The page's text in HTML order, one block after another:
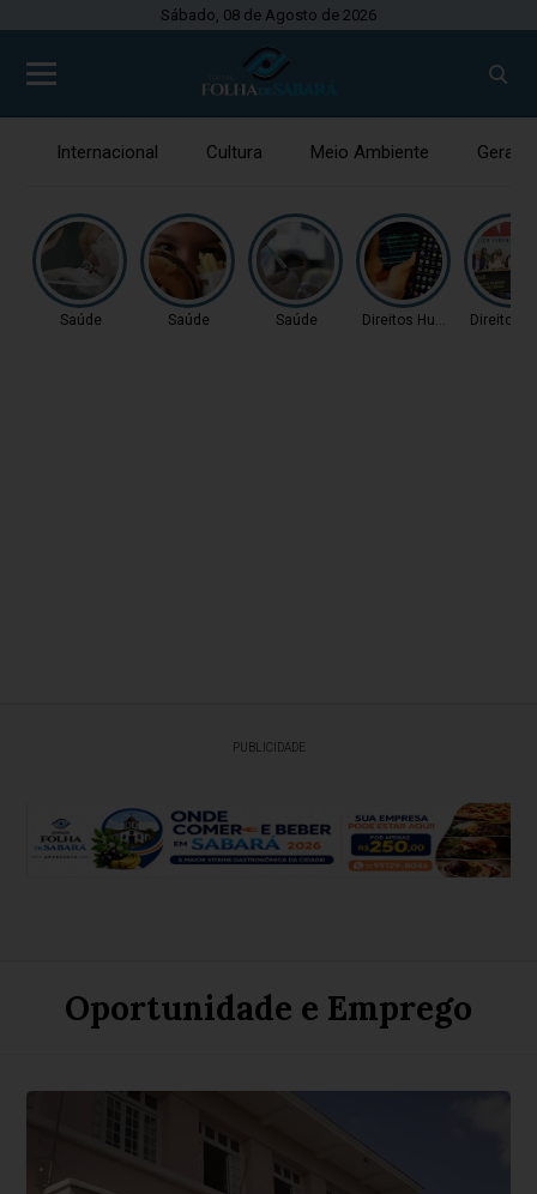
Sábado, 08 de Agosto de 2026
Internacional Cultura Meio Ambiente Gerais
Saúde Saúde Saúde Direitos HumanosDireitos
PUBLICIDADE
Oportunidade e Emprego